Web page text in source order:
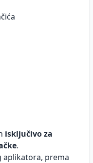
isključivo za
.
aplikatora, prema